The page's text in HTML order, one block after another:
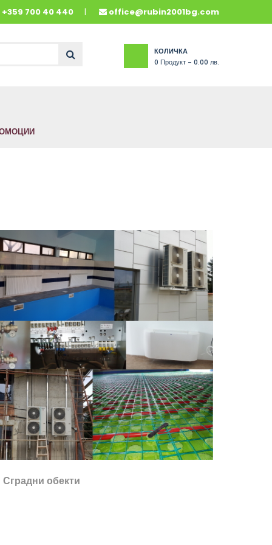
+359 700 40 440 office@rubin2001bg.com
КОЛИЧКА
0 Продукт - 0.00 лв.
Сградни обекти